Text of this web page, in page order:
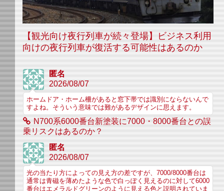
【観光向け夜行列車が続々登場】ビジネス利用
向けの夜行列車が復活する可能性はあるのか
匿名
2026/08/07
ホームドア・ホーム柵があると窓下帯では識別にならないんで
すよね。そういう意味では難があるデザインに思えます。
N700系6000番台新塗装に7000・8000番台との誤
乗リスクはあるのか？
匿名
2026/08/07
光の当たり方によっての見え方の差ですが、7000/8000番台は
通常は青磁を薄めたような色で白っぽく見えるのに対して6000
番台はエメラルドグリーンのように見える色と説明されていま